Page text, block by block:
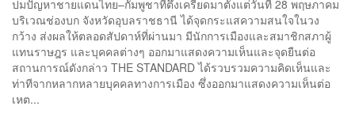
ปมปัญหาชายแดนไทย–กัมพูชาที่ตึงเครียดมาตั้งแต่วันที่ 28 พฤษภาคม
บริเวณช่องบก จังหวัดอุบลราชธานี ได้จุดกระแสความสนใจในวง
กว้าง ส่งผลให้ตลอดสัปดาห์ที่ผ่านมา มีนักการเมืองและสมาชิกสภาผู้
แทนราษฎร และบุคคลต่างๆ ออกมาแสดงความเห็นและจุดยืนต่อ
สถานการณ์ดังกล่าว THE STANDARD ได้รวบรวมความคิดเห็นและ
ท่าทีจากหลากหลายบุคคลทางการเมือง ซึ่งออกมาแสดงความเห็นต่อ
เหต...